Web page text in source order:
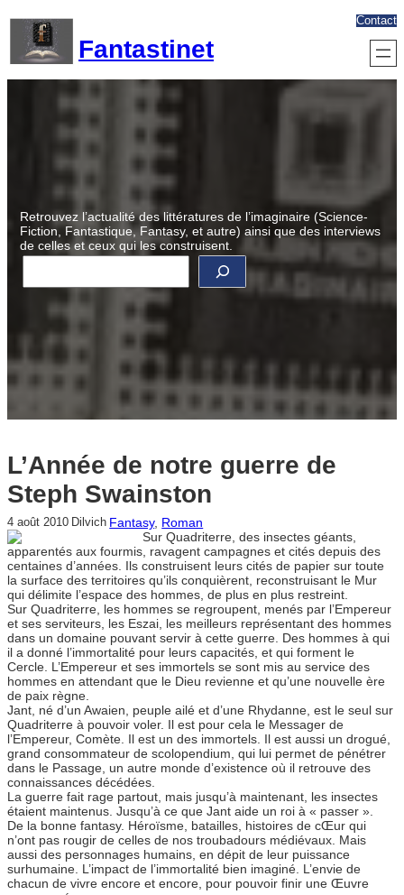
contenu
Fantastinet
Contact
Retrouvez l’actualité des littératures de l’imaginaire (Science-
Fiction, Fantastique, Fantasy, et autre) ainsi que des interviews
de celles et ceux qui les construisent.
R
c
h
L’Année de notre guerre de
Steph Swainston
4 août 2010 Dilvich Fantasy, Roman
Sur Quadriterre, des insectes géants,
apparentés aux fourmis, ravagent campagnes et cités depuis des
centaines d’années. Ils construisent leurs cités de papier sur toute
la surface des territoires qu’ils conquièrent, reconstruisant le Mur
qui délimite l’espace des hommes, de plus en plus restreint.
Sur Quadriterre, les hommes se regroupent, menés par l’Empereur
et ses serviteurs, les Eszai, les meilleurs représentant des hommes
dans un domaine pouvant servir à cette guerre. Des hommes à qui
il a donné l’immortalité pour leurs capacités, et qui forment le
Cercle. L’Empereur et ses immortels se sont mis au service des
hommes en attendant que le Dieu revienne et qu’une nouvelle ère
de paix règne.
Jant, né d’un Awaien, peuple ailé et d’une Rhydanne, est le seul sur
Quadriterre à pouvoir voler. Il est pour cela le Messager de
l’Empereur, Comète. Il est un des immortels. Il est aussi un drogué,
grand consommateur de scolopendium, qui lui permet de pénétrer
dans le Passage, un autre monde d’existence où il retrouve des
connaissances décédées.
La guerre fait rage partout, mais jusqu’à maintenant, les insectes
étaient maintenus. Jusqu’à ce que Jant aide un roi à « passer ».
De la bonne fantasy. Héroïsme, batailles, histoires de cŒur qui
n’ont pas rougir de celles de nos troubadours médiévaux. Mais
aussi des personnages humains, en dépit de leur puissance
surhumaine. L’impact de l’immortalité bien imaginé. L’envie de
chacun de vivre encore et encore, pour pouvoir finir une Œuvre